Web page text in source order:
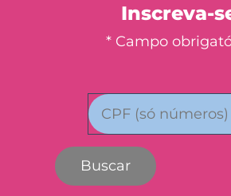
Inscreva-
* Campo
Buscar